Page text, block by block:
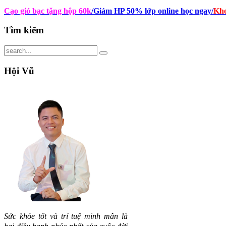
Cạo gió bạc tặng hộp 60k/Giảm HP 50% lớp online học ngay/
Tìm kiếm
Hội Vũ
Sức khỏe tốt và trí tuệ minh mẫn là